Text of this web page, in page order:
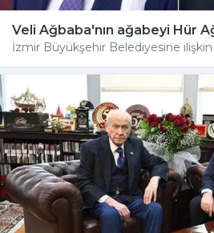
Veli Ağbaba'nın ağabeyi Hür
İzmir Büyükşehir Belediyesine ilişkin